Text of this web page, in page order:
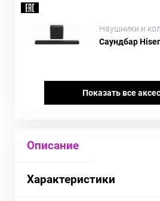
Наушники и
Саундбар
Показать все
Описание
Характеристики